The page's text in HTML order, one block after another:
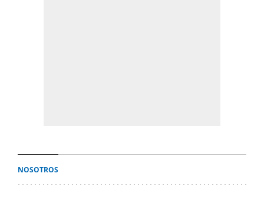
NOSOTROS